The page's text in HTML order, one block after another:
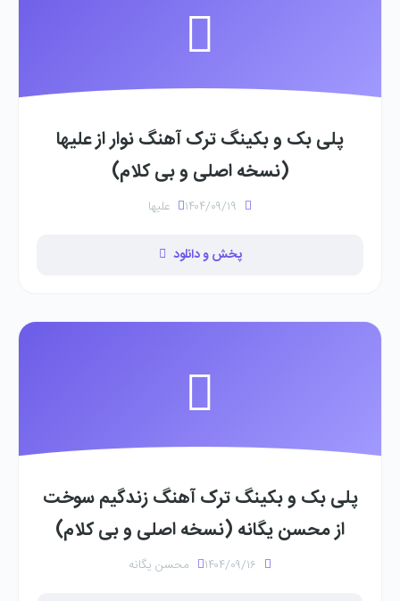
پلی بک و بکینگ ترک آهنگ نوار از علیها
(نسخه اصلی و بی کلام)
علیها
پخش و دانلود
پلی بک و بکینگ ترک آهنگ زندگیم سوخت
از محسن یگانه (نسخه اصلی و بی کلام)
محسن یگانه